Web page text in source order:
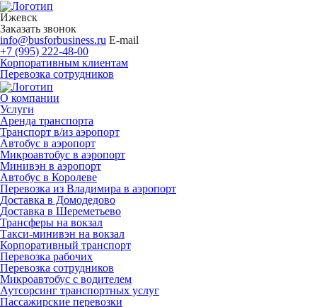
Ижевск
Заказать звонок
info@busforbusiness.ru E-mail
+7 (995) 222-48-00
Корпоративным клиентам
Перевозка сотрудников
О компании
Услуги
Аренда транспорта
Транспорт в/из аэропорт
Автобус в аэропорт
Микроавтобус в аэропорт
Минивэн в аэропорт
Автобус в Королеве
Перевозка из Владимира в аэропорт
Доставка в Домодедово
Доставка в Шереметьево
Трансферы на вокзал
Такси-минивэн на вокзал
Корпоративный транспорт
Перевозка рабочих
Перевозка сотрудников
Микроавтобус с водителем
Аутсорсинг транспортных услуг
Пассажирские перевозки